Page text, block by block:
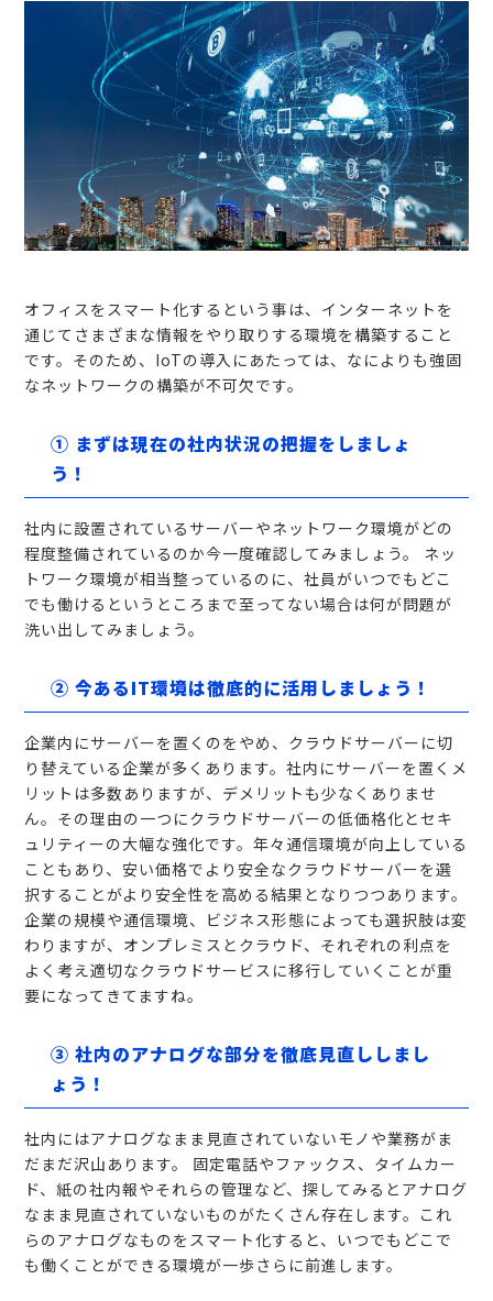
オフィスをスマート化するという事は、インターネットを
通じてさまざまな情報をやり取りする環境を構築すること
です。そのため、IoTの導入にあたっては、なによりも強固
なネットワークの構築が不可欠です。
① まずは現在の社内状況の把握をしましょ
う！
社内に設置されているサーバーやネットワーク環境がどの
程度整備されているのか今一度確認してみましょう。 ネッ
トワーク環境が相当整っているのに、社員がいつでもどこ
でも働けるというところまで至ってない場合は何が問題が
洗い出してみましょう。
② 今あるIT環境は徹底的に活用しましょう！
企業内にサーバーを置くのをやめ、クラウドサーバーに切
り替えている企業が多くあります。社内にサーバーを置くメ
リットは多数ありますが、デメリットも少なくありませ
ん。その理由の一つにクラウドサーバーの低価格化とセキ
ュリティーの大幅な強化です。年々通信環境が向上している
こともあり、安い価格でより安全なクラウドサーバーを選
択することがより安全性を高める結果となりつつあります。
企業の規模や通信環境、ビジネス形態によっても選択肢は変
わりますが、オンプレミスとクラウド、それぞれの利点を
よく考え適切なクラウドサービスに移行していくことが重
要になってきてますね。
③ 社内のアナログな部分を徹底見直ししまし
ょう！
社内にはアナログなまま見直されていないモノや業務がま
だまだ沢山あります。 固定電話やファックス、タイムカー
ド、紙の社内報やそれらの管理など、探してみるとアナログ
なまま見直されていないものがたくさん存在します。これ
らのアナログなものをスマート化すると、いつでもどこで
も働くことができる環境が一歩さらに前進します。